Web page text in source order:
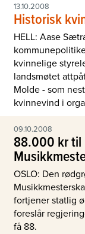
13.10.2008
Historisk
HELL: Aase
kvinnelige
landsmøtet
Molde - som
kvinnevind i
09.10.2008
88.000 kr til
OSLO: Den
fortjener statlig
foreslår
få 88.